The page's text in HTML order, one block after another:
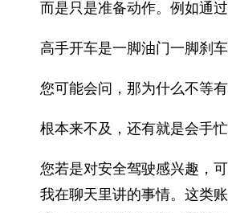
而是只是准备动作。例如通过
高手开车是一脚油门一脚刹
您可能会问，那为什么不等
根本来不及，还有就是会手
您若是对安全驾驶感兴趣，
我在聊天里讲的事情。这类